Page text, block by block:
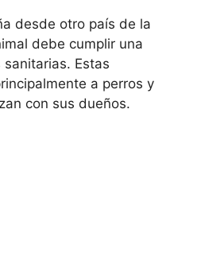
desde otro país de la
debe cumplir una
Estas
a perros y
con sus dueños.